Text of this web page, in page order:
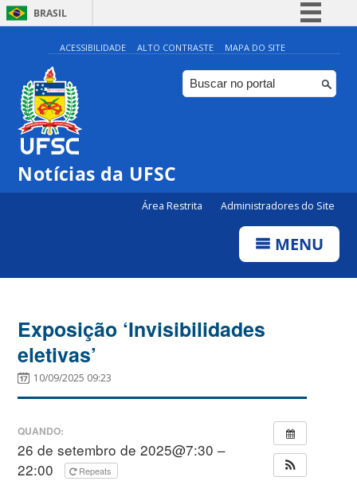
BRASIL
Simplifique!
Comunica BR
Participe
ACESSIBILIDADE ALTO CONTRASTE MAPA DO SITE
Notícias da UFSC
Área Restrita Administradores do Site
MENU
Exposição ‘Invisibilidades
eletivas’
10/09/2025 09:23
QUANDO:
26 de setembro de 2025@7:30 –
22:00
Repeats